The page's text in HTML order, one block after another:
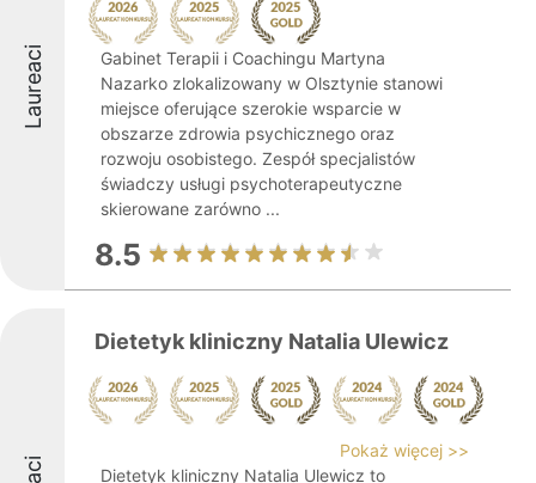
Laureaci
Gabinet Terapii i Coachingu Martyna
Nazarko zlokalizowany w Olsztynie stanowi
miejsce oferujące szerokie wsparcie w
obszarze zdrowia psychicznego oraz
rozwoju osobistego. Zespół specjalistów
świadczy usługi psychoterapeutyczne
skierowane zarówno ...
8.5
Dietetyk kliniczny Natalia Ulewicz
Pokaż więcej >>
Dietetyk kliniczny Natalia Ulewicz to